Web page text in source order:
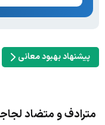
پیشنهاد بهبود معانی
مترادف و متضاد